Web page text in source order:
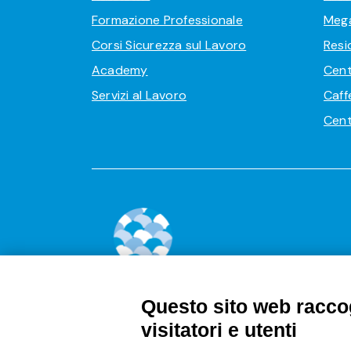
Formazione Professionale
Corsi Sicurezza sul Lavoro
Academy
Servizi al Lavoro
Questo sito web
visitatori e utenti